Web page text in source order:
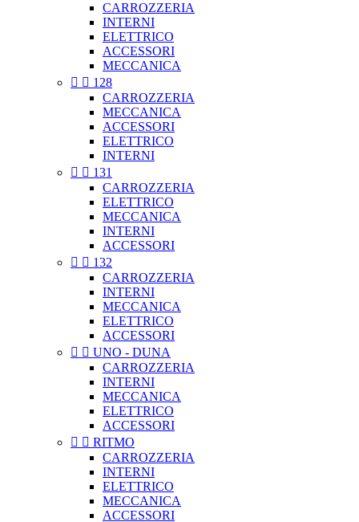
CARROZZERIA
INTERNI
ELETTRICO
ACCESSORI
MECCANICA
  128
CARROZZERIA
MECCANICA
ACCESSORI
ELETTRICO
INTERNI
  131
CARROZZERIA
ELETTRICO
MECCANICA
INTERNI
ACCESSORI
  132
CARROZZERIA
INTERNI
MECCANICA
ELETTRICO
ACCESSORI
  UNO - DUNA
CARROZZERIA
INTERNI
MECCANICA
ELETTRICO
ACCESSORI
  RITMO
CARROZZERIA
INTERNI
ELETTRICO
MECCANICA
ACCESSORI